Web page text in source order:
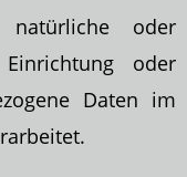
natürliche oder
oder
Daten im